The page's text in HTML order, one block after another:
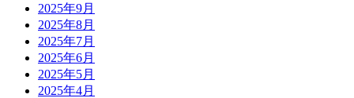
2025年9月
2025年8月
2025年7月
2025年6月
2025年5月
2025年4月